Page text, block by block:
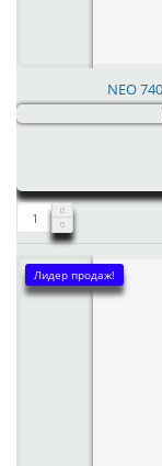
NEO
Лидер продаж!